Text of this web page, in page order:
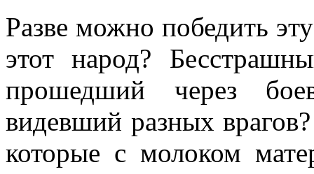
Разве можно победить
этот народ?
прошедший через
видевший разных
которые с молоком